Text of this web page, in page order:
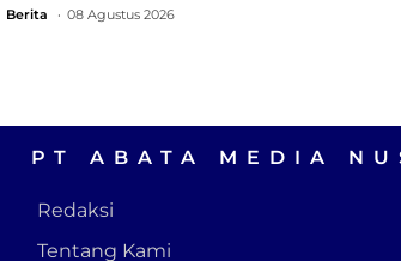
Berita 08 Agustus 2026
PT ABATA MEDIA
Redaksi
Tentang Kami